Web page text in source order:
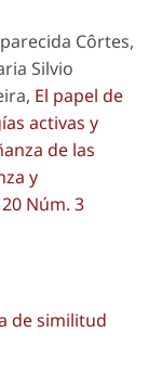
Côrtes,
Silvio
El papel de
activas y
de las
y
Núm. 3
de similitud